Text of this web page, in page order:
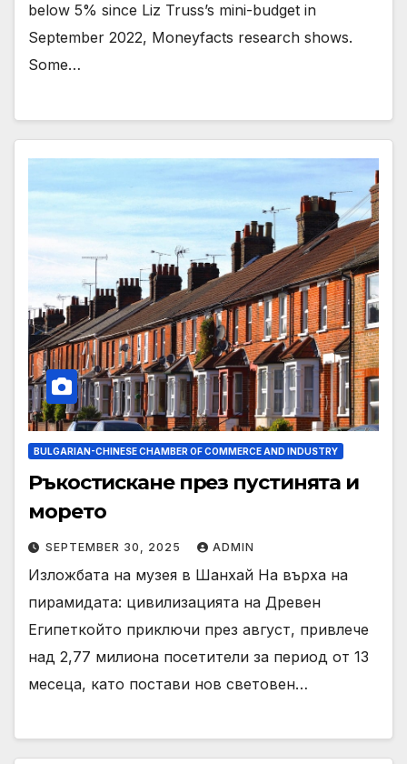
below 5% since Liz Truss’s mini-budget in
September 2022, Moneyfacts research shows.
Some…
BULGARIAN-CHINESE CHAMBER OF COMMERCE AND INDUSTRY
Ръкостискане през пустинята и
морето
SEPTEMBER 30, 2025 ADMIN
Изложбата на музея в Шанхай На върха на
пирамидата: цивилизацията на Древен
Египеткойто приключи през август, привлече
над 2,77 милиона посетители за период от 13
месеца, като постави нов световен…